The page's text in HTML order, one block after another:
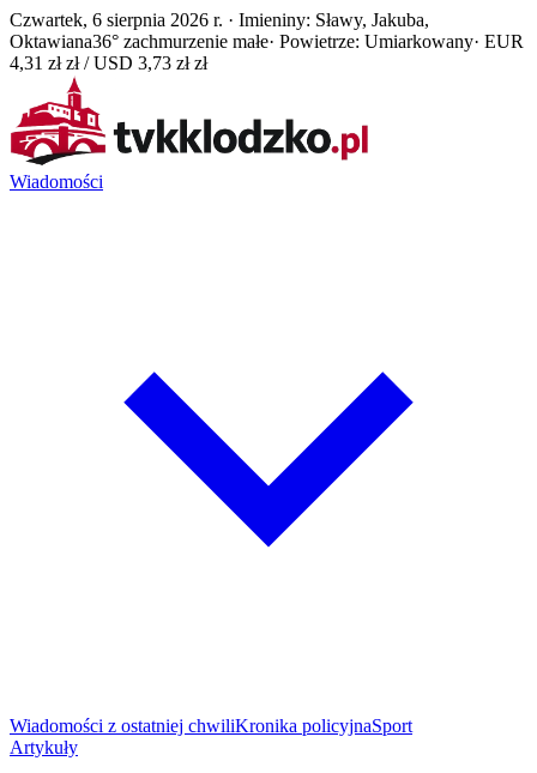
Czwartek, 6 sierpnia 2026 r. · Imieniny: Sławy, Jakuba,
Oktawiana36° zachmurzenie małe· Powietrze: Umiarkowany· EUR
4,31 zł zł / USD 3,73 zł zł
Wiadomości
Wiadomości z ostatniej chwiliKronika policyjnaSport
Artykuły